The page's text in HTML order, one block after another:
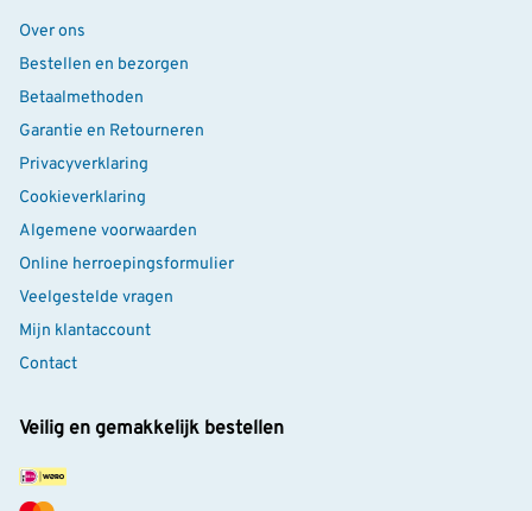
Over ons
Bestellen en bezorgen
Betaalmethoden
Garantie en Retourneren
Privacyverklaring
Cookieverklaring
Algemene voorwaarden
Online herroepingsformulier
Veelgestelde vragen
Mijn klantaccount
Contact
Veilig en gemakkelijk bestellen